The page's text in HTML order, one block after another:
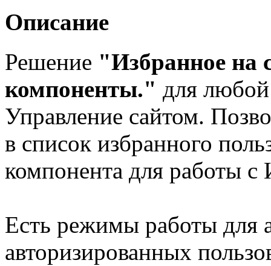
Описание
Решение "Избранное на
компоненты." для
Управление сайтом.
в список избранного
компонента для работы
Есть режимы работы для
авторизированных